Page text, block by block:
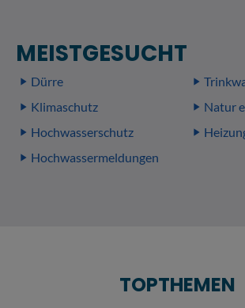
MEISTGESUCHT
Dürre
Klimaschutz
Natur
Hochwasserschutz
Hochwassermeldungen
TOPTHEMEN